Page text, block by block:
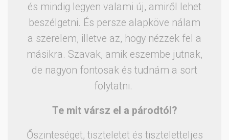
és mindig legyen valami új, amiről lehet
beszélgetni. És persze alapköve nálam
a szerelem, illetve az, hogy nézzek fel a
másikra. Szavak, amik eszembe jutnak,
de nagyon fontosak és tudnám a sort
folytatni.
Te mit vársz el a párodtól?
Őszinteséget, tiszteletet és tiszteletteljes